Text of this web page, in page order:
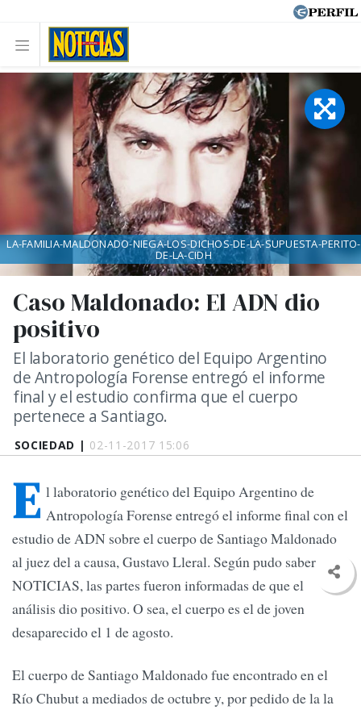
SOCIEDAD | 02-11-2017 15:06
Caso Maldonado: El ADN dio
positivo
El laboratorio genético del Equipo Argentino
de Antropología Forense entregó el informe
final y el estudio confirma que el cuerpo
pertenece a Santiago.
LA-FAMILIA-MALDONADO-NIEGA-LOS-DICHOS-DE-LA-SUPUESTA-PERITO-
DE-LA-CIDH
E l laboratorio genético del Equipo Argentino de
Antropología Forense entregó el informe final con el
estudio de ADN sobre el cuerpo de Santiago Maldonado
al juez del a causa, Gustavo Lleral. Según pudo saber
NOTICIAS, las partes fueron informadas de que el
análisis dio positivo. O sea, el cuerpo es el de joven
desaparecido el 1 de agosto.
El cuerpo de Santiago Maldonado fue encontrado en el
Río Chubut a mediados de octubre y, por pedido de la la